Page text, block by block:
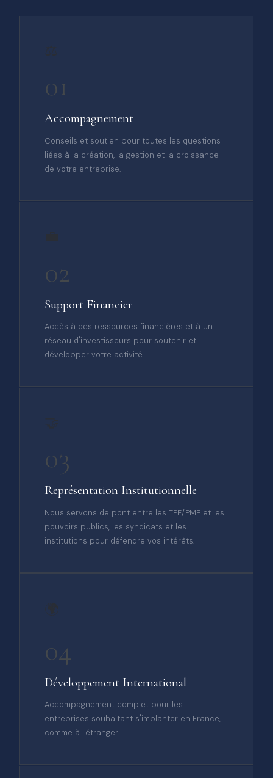
01
Accompagnement
Conseils et soutien pour toutes les questions
liées à la création, la gestion et la croissance
de votre entreprise.
02
Support Financier
Accès à des ressources financières et à un
réseau d'investisseurs pour soutenir et
développer votre activité.
03
Représentation Institutionnelle
Nous servons de pont entre les TPE/PME et les
pouvoirs publics, les syndicats et les
institutions pour défendre vos intérêts.
04
Développement International
Accompagnement complet pour les
entreprises souhaitant s'implanter en France,
comme à l'étranger.